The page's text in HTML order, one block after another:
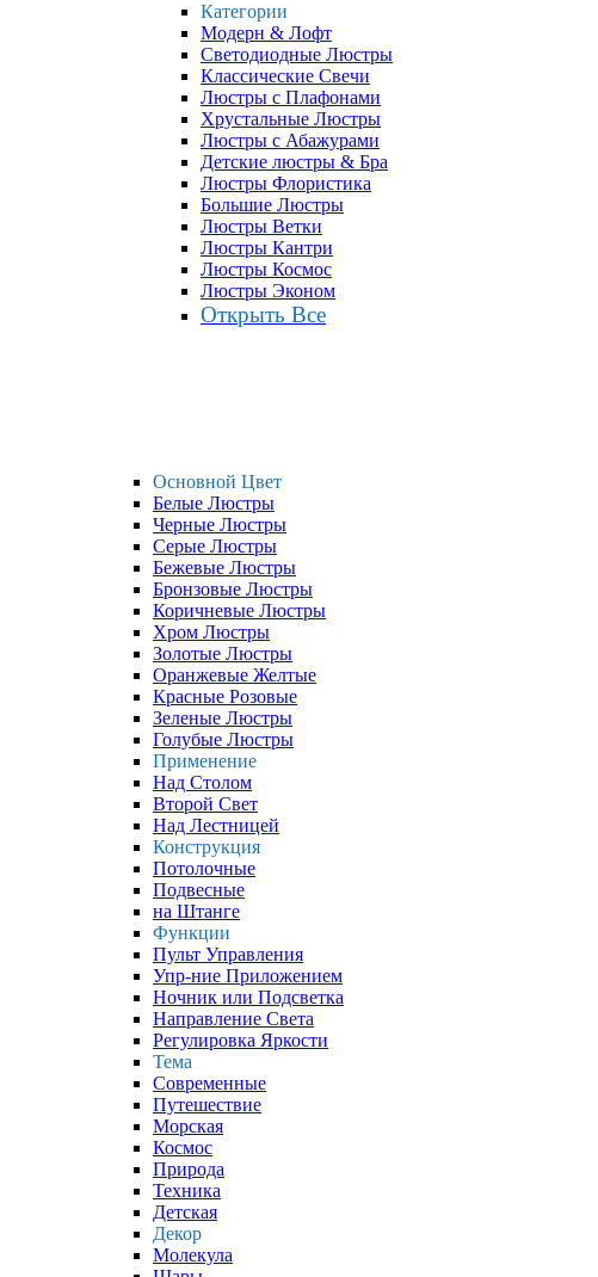
Категории
Модерн & Лофт
Светодиодные Люстры
Классические Свечи
Люстры с Плафонами
Хрустальные Люстры
Люстры с Абажурами
Детские люстры & Бра
Люстры Флористика
Большие Люстры
Люстры Ветки
Люстры Кантри
Люстры Космос
Люстры Эконом
Открыть Все
Основной Цвет
Белые Люстры
Черные Люстры
Серые Люстры
Бежевые Люстры
Бронзовые Люстры
Коричневые Люстры
Хром Люстры
Золотые Люстры
Оранжевые Желтые
Красные Розовые
Зеленые Люстры
Голубые Люстры
Применение
Над Столом
Второй Свет
Над Лестницей
Конструкция
Потолочные
Подвесные
на Штанге
Функции
Пульт Управления
Упр-ние Приложением
Ночник или Подсветка
Направление Света
Регулировка Яркости
Тема
Современные
Путешествие
Морская
Космос
Природа
Техника
Детская
Декор
Молекула